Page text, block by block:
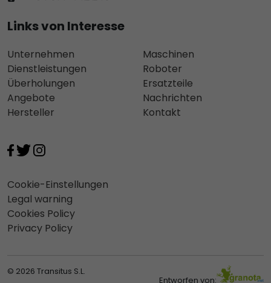
Links von Interesse
Unternehmen
Dienstleistungen
Überholungen
Angebote
Hersteller
Maschinen
Roboter
Ersatzteile
Nachrichten
Kontakt
Cookie-Einstellungen
Legal warning
Cookies Policy
Privacy Policy
© 2026 Transitus S.L.
Entworfen von: